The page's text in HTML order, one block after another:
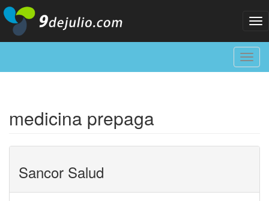
medicina prepaga
Sancor Salud